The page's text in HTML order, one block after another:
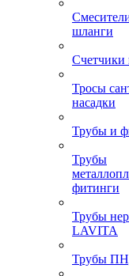
шланги
Счетчики
Тросы
насадки
Трубы и
Трубы
фитинги
Трубы
LAVITA
Трубы